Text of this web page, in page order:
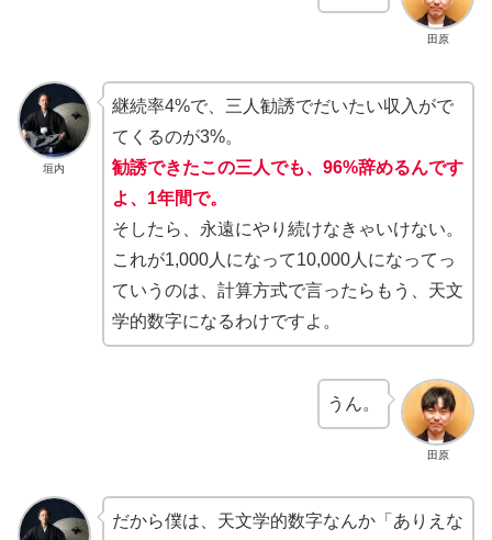
田原
垣内
継続率4%で、三人勧誘でだいたい収入がで
てくるのが3%。
勧誘できたこの三人でも、96%辞めるんです
よ、1年間で。
そしたら、永遠にやり続けなきゃいけない。
これが1,000人になって10,000人になってっ
ていうのは、計算方式で言ったらもう、天文
学的数字になるわけですよ。
田原
うん。
だから僕は、天文学的数字なんか「ありえな